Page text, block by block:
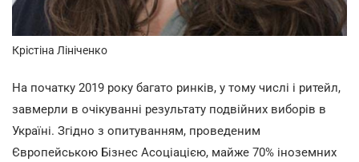
Крістіна Лініченко
На початку 2019 року багато ринків, у тому числі і ритейл,
завмерли в очікуванні результату подвійних виборів в
Україні. Згідно з опитуванням, проведеним
Європейською Бізнес Асоціацією, майже 70% іноземних